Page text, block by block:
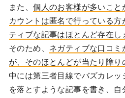
また、個人のお客様が多いこと
カウントは匿名で行っている
ティブな記事はほとんど存在し
そのため、 ネガティブな口コミ
が、そのほとんどが当たり障り
中には第三者目線でバズカレッ
を落とすような記事を書き、